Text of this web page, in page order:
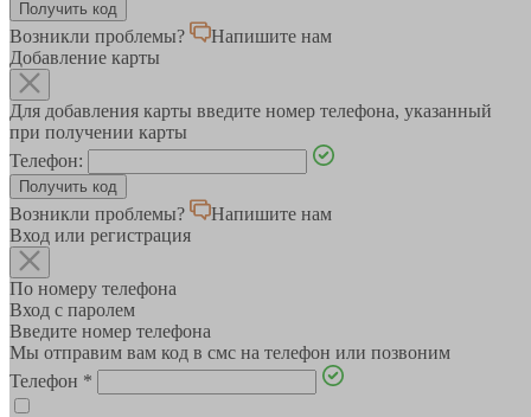
Возникли проблемы?
Напишите нам
Добавление карты
Для добавления карты введите номер телефона, указанный
при получении карты
Телефон:
Возникли проблемы?
Напишите нам
Вход или регистрация
По номеру телефона
Вход с паролем
Введите номер телефона
Мы отправим вам код в смс на телефон или позвоним
Телефон *